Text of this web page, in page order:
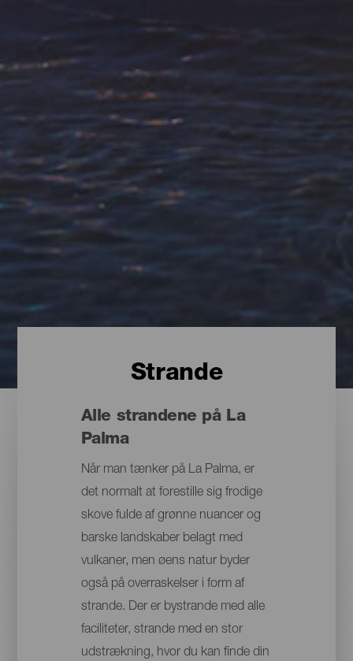
Strande
Alle strandene på La
Palma
Når man tænker på La Palma, er
det normalt at forestille sig frodige
skove fulde af grønne nuancer og
barske landskaber belagt med
vulkaner, men øens natur byder
også på overraskelser i form af
strande. Der er bystrande med alle
faciliteter, strande med en stor
udstrækning, hvor du kan finde din